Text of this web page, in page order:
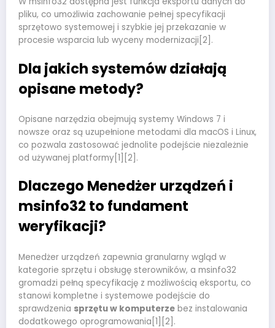
pliku, co umożliwia zachowanie pełnej specyfikacji
sprzętowo systemowej i szybkie jej przekazanie w
procesie wsparcia lub wyceny modernizacji[2].
Dla jakich systemów działają
opisane metody?
Opisane narzędzia obejmują systemy Windows 7 i
nowsze oraz są uzupełnione metodami dla macOS i Linux,
co pozwala zastosować jednolite podejście niezależnie
od używanej platformy[1][2].
Dlaczego Menedżer urządzeń i
msinfo32 to fundament
weryfikacji?
Menedżer urządzeń zapewnia granularny wgląd w
kategorie sprzętu i obsługę sterowników, a msinfo32
gromadzi pełną specyfikację z możliwością eksportu, co
stanowi kompletne i systemowe podejście do
sprawdzenia sprzętu w komputerze bez instalowania
dodatkowego oprogramowania[1][2].